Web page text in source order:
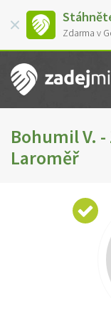
Zdarma v
Bohumil V.
Laroměř